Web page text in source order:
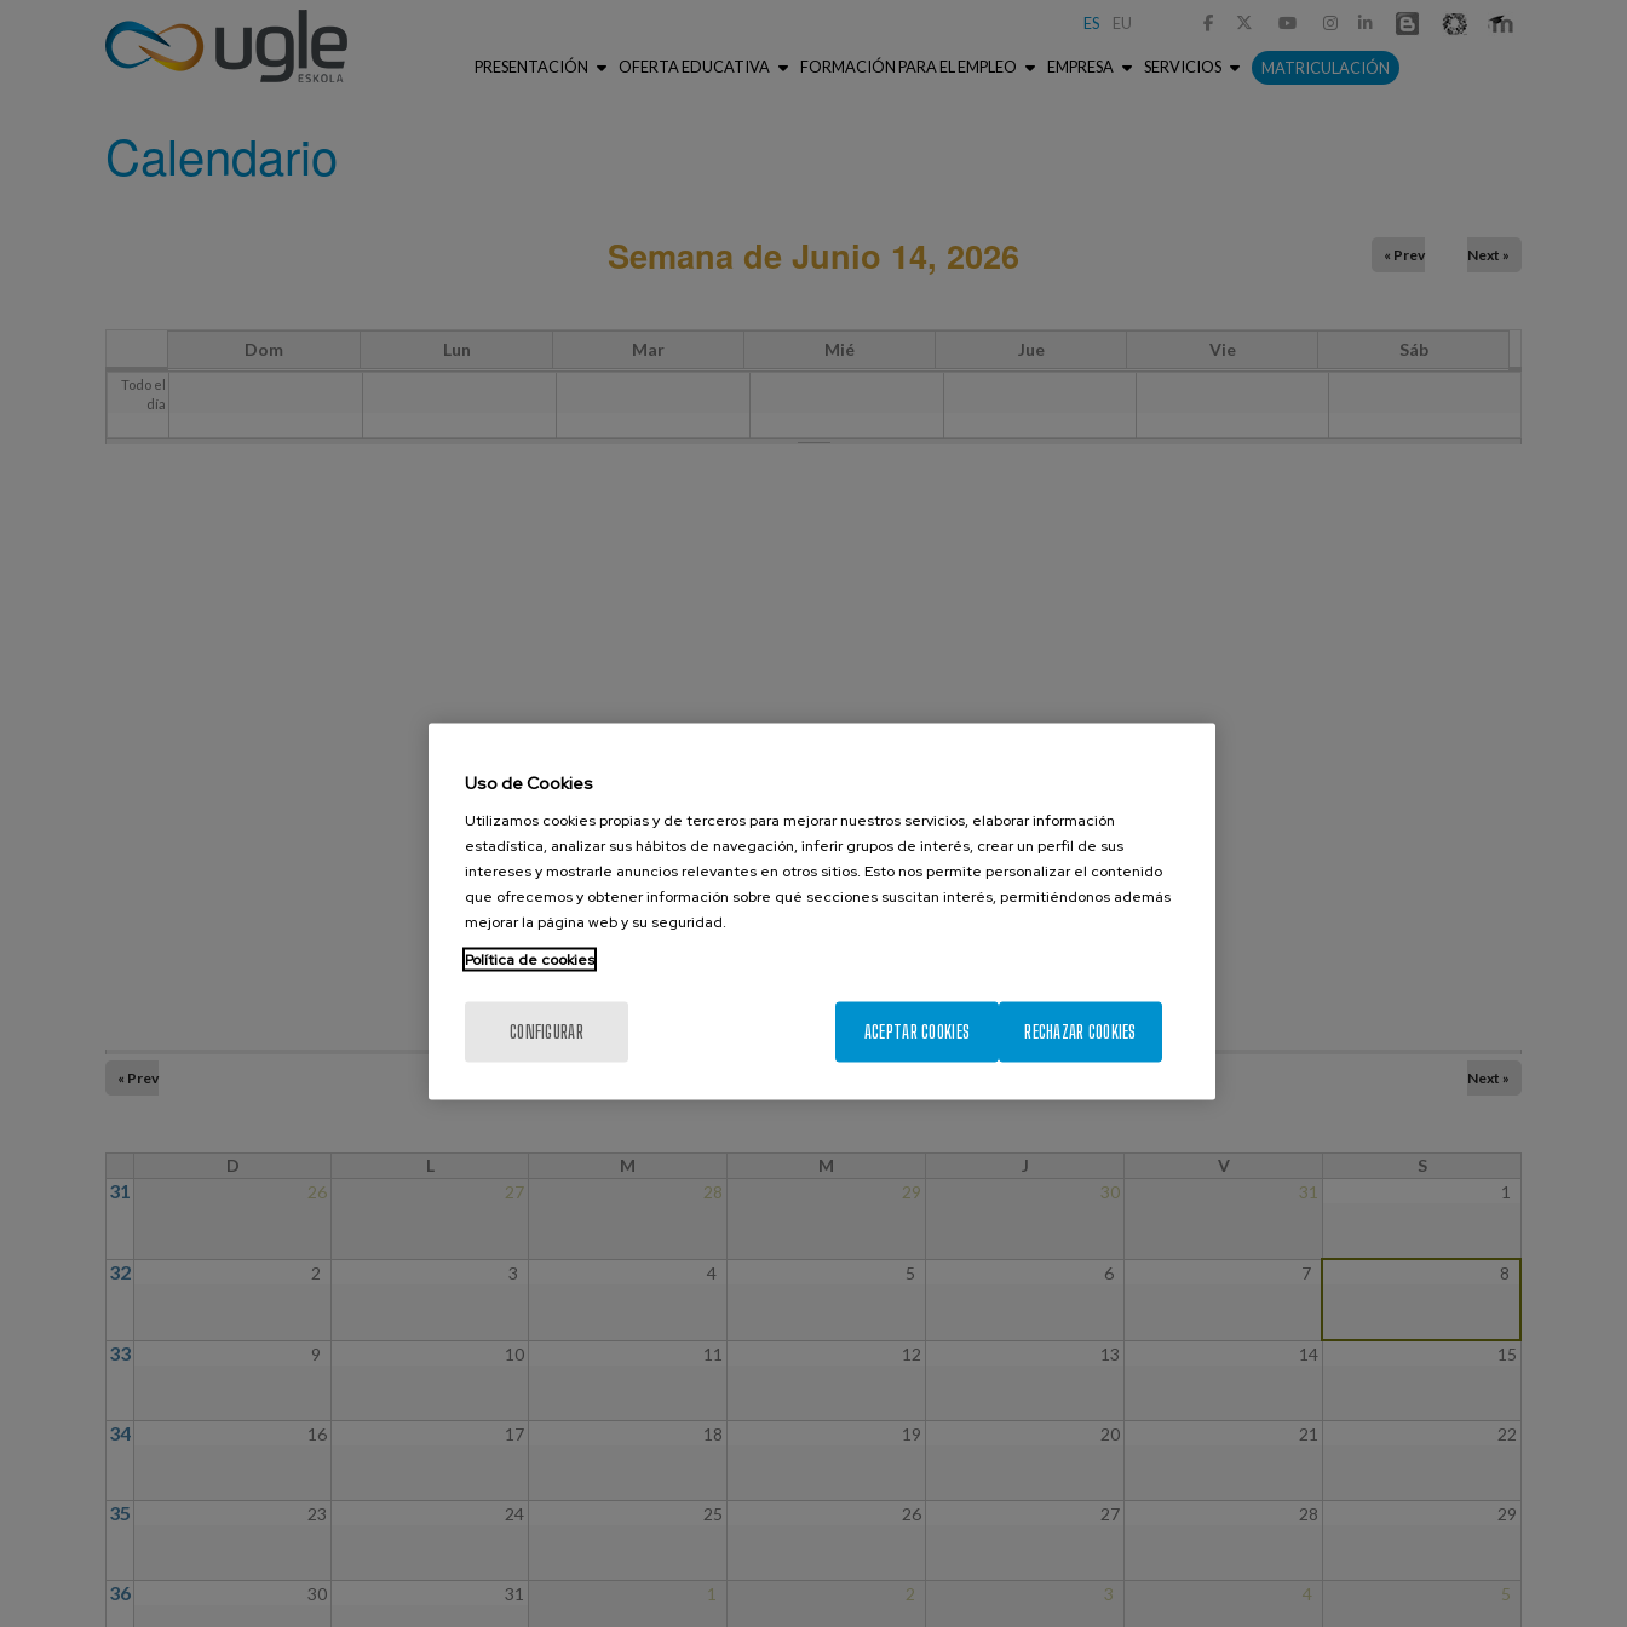
ES EU   
PRESENTACIÓN OFERTA EDUCATIVA FORMACIÓN PARA EL EMPLEO EMPRESA SERVICIOS MATRICULACIÓN
Usted está aquí
INICIO CALENDARIO
Calendario
Semana de Junio 14, 2026 « Prev Next »
Dom Lun Mar Mié Jue Vie Sáb
Todo el
día
Agosto 2026
« Prev Next »
D L M M J V S
31 26 27 28 29 30 31 1
32 2 3 4 5 6 7 8
33 9 10 11 12 13 14 15
34 16 17 18 19 20 21 22
35 23 24 25 26 27 28 29
36 30 31 1 2 3 4 5
Uso de Cookies
Utilizamos cookies propias y de terceros para mejorar nuestros servicios, elaborar información
estadística, analizar sus hábitos de navegación, inferir grupos de interés, crear un perfil de sus
intereses y mostrarle anuncios relevantes en otros sitios. Esto nos permite personalizar el contenido
que ofrecemos y obtener información sobre qué secciones suscitan interés, permitiéndonos además
mejorar la página web y su seguridad.
Política de cookies
CONFIGURAR RECHAZAR COOKIES
ACEPTAR COOKIES